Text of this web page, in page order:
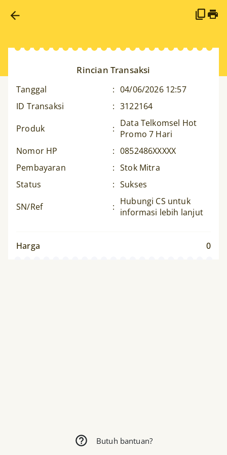
Rincian Transaksi
Tanggal : 04/06/2026 12:57
ID Transaksi
: 3122164
Produk
: Data Telkomsel Hot
Promo 7 Hari
Nomor HP
: 0852486XXXXX
Pembayaran
: Stok Mitra
Status
: Sukses
SN/Ref
: Hubungi CS untuk
informasi lebih lanjut
Harga 0
Butuh bantuan?